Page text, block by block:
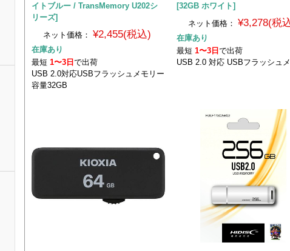
イトブルー / TransMemory U202シ
リーズ]
ネット価格： ¥2,455(税込)
在庫あり
最短 1〜3日 で出荷
USB 2.0対応USBフラッシュメモリー
容量32GB
[32GB ホワイト]
ネット価格： ¥3,278(税
在庫あり
最短1〜3日で出荷
USB 2.0 対応 USBフラッシュ